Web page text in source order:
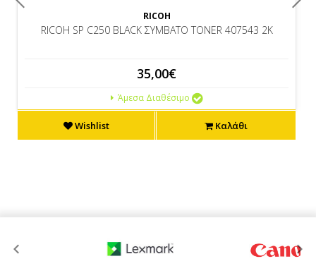
RICOH
RICOH SP C250 BLACK ΣΥΜΒΑΤΟ TONER 407543 2K
35,00€
Άμεσα Διαθέσιμο
Wishlist Καλάθι